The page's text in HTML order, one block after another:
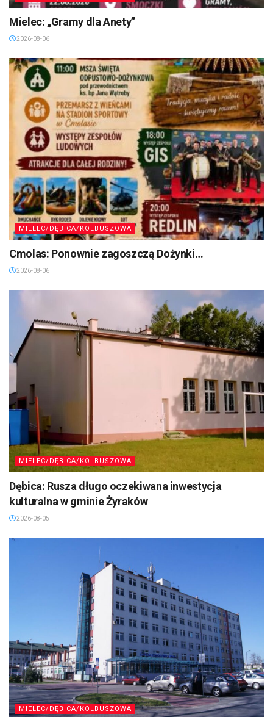
Mielec: „Gramy dla Anety”
2026-08-06
MIELEC/DĘBICA/KOLBUSZOWA
Cmolas: Ponownie zagoszczą Dożynki…
2026-08-06
MIELEC/DĘBICA/KOLBUSZOWA
Dębica: Rusza długo oczekiwana inwestycja
kulturalna w gminie Żyraków
2026-08-05
MIELEC/DĘBICA/KOLBUSZOWA